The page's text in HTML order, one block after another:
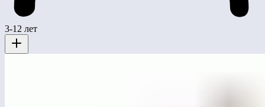
3-12 лет